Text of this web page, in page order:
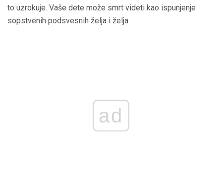
to uzrokuje. Vaše dete može smrt videti kao ispunjenje
sopstvenih podsvesnih želja i želja.
ad